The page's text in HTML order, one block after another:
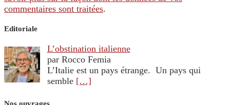
commentaires sont traitées.
Editoriale
L’obstination italienne
par Rocco Femia
L’Italie est un pays étrange. Un pays qui
semble […]